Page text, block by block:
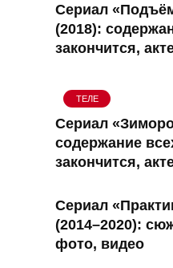
Сериал
(2018):
закончится,
ТЕЛЕ
Сериал
содержание
закончится,
Сериал
(2014–2020):
фото, видео